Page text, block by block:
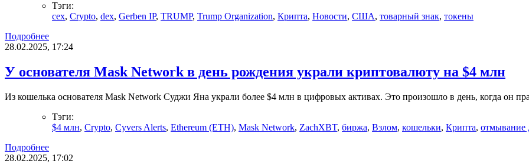
Тэги:
cex, Crypto, dex, Gerben IP, TRUMP, Trump Organization, Крипта, Новости, США, товарный знак, токены
Подробнее
28.02.2025, 17:24
У основателя Mask Network в день рождения украли криптовалюту на $4 млн
Из кошелька основателя Mask Network Суджи Яна украли более $4 млн в цифровых активах. Это произошло в день, когда он
Тэги:
$4 млн, Crypto, Cyvers Alerts, Ethereum (ETH), Mask Network, ZachXBT, биржа, Взлом, кошельки, Крипта, отмывание
Подробнее
28.02.2025, 17:02